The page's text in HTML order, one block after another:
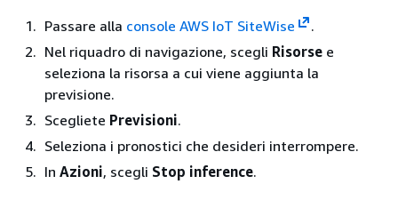
Passare alla console AWS IoT SiteWise
.
Nel riquadro di navigazione, scegli Risorse e
seleziona la risorsa a cui viene aggiunta la
previsione.
Scegliete Previsioni.
Seleziona i pronostici che desideri interrompere.
In Azioni, scegli Stop inference.